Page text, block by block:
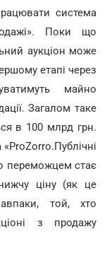
система
Поки що
аукціон може
етапі через
майно
Загалом таке
в 100 млрд грн.
переможцем стає
ціну (як це
той, хто
з продажу